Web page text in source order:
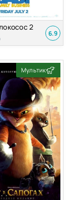
2
6.9
Мультик